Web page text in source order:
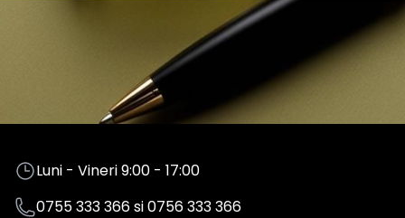
Luni - Vineri 9:00 - 17:00
0755 333 366si0756 333 366